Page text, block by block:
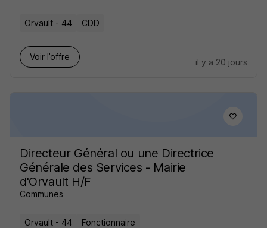
Orvault - 44 CDD
Voir l’offre
il y a 20 jours
Directeur Général ou une Directrice
Générale des Services - Mairie
d'Orvault H/F
Communes
Orvault - 44 Fonctionnaire